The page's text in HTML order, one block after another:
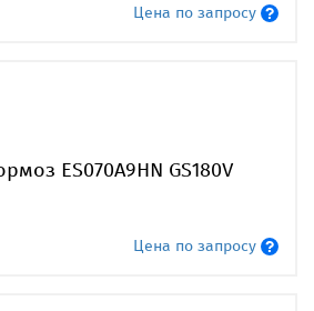
Цена по запросу
ES070A9HN GS180V
Цена по запросу